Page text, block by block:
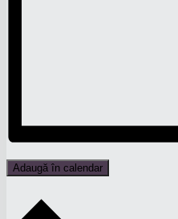
Adaugă în calendar